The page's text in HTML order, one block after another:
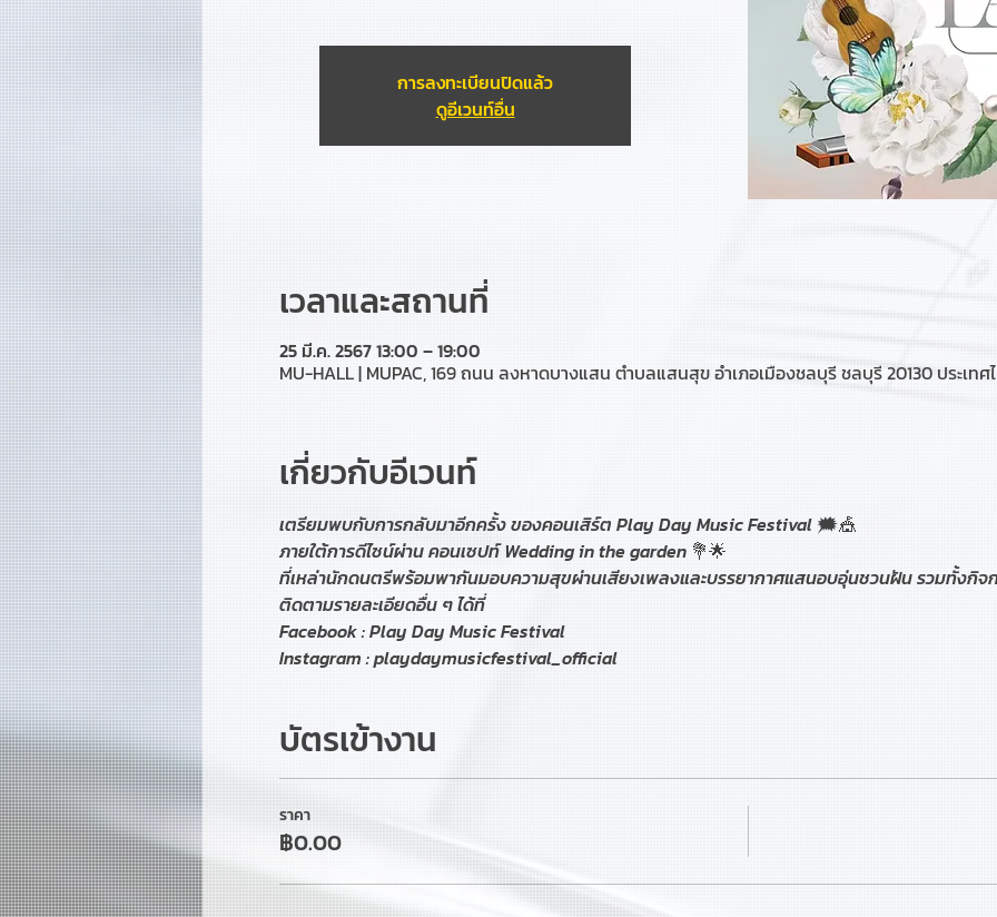
การลงทะเบียนปิดแล้ว
ดูอีเวนท์อื่น
เวลาและสถานที่
25 มี.ค. 2567 13:00 – 19:00
MU-HALL | MUPAC, 169 ถนน ลงหาดบางแสน ตำบลแสนสุข อำเภอเมืองชลบุรี ชลบุรี 20130 ประเทศ
เกี่ยวกับอีเวนท์
เตรียมพบกับการกลับมาอีกครั้ง ของคอนเสิร์ต Play Day Music Festival 🗯️🎪
ภายใต้การดีไซน์ผ่าน คอนเซปท์ Wedding in the garden 💐🌟
ที่เหล่านักดนตรีพร้อมพากันมอบความสุขผ่านเสียงเพลงและบรรยากาศแสนอบอุ่นชวนฝัน รวมทั้งกิจ
ติดตามรายละเอียดอื่น ๆ ได้ที่
Facebook : Play Day Music Festival
Instagram : playdaymusicfestival_official
บัตรเข้างาน
ราคา
฿0.00